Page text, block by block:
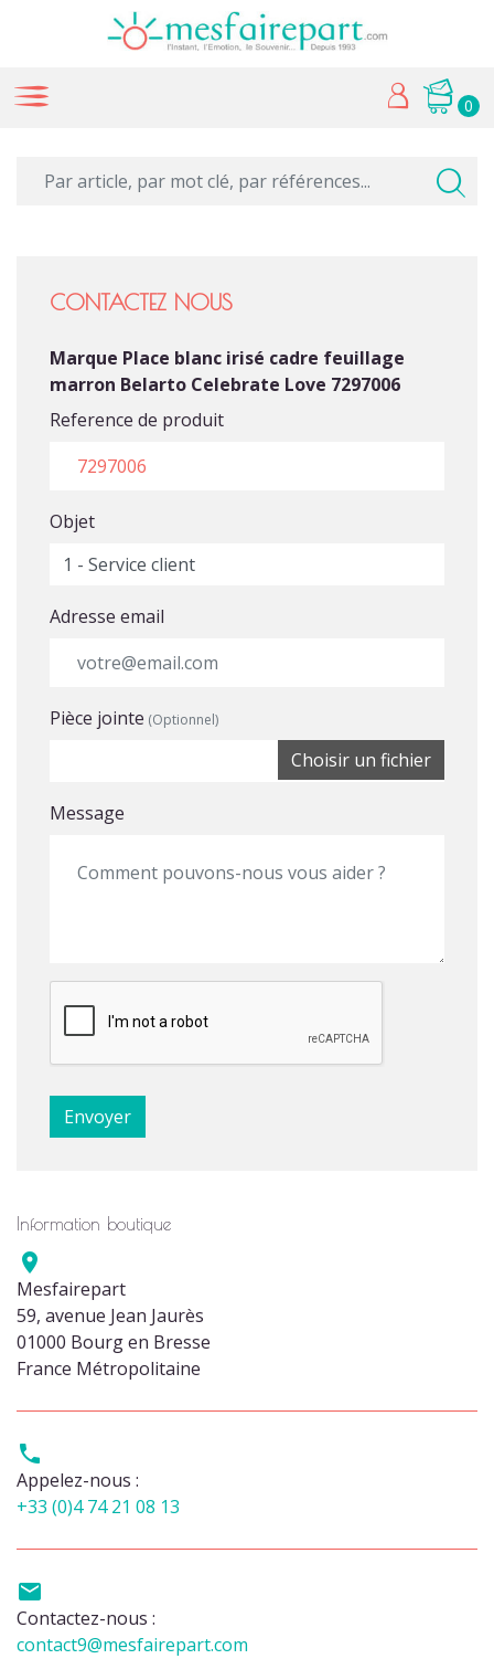
0
Information boutique

Mesfairepart
59, avenue Jean Jaurès
01000 Bourg en Bresse
France Métropolitaine

Appelez-nous :
+33 (0)4 74 21 08 13

Contactez-nous :
contact9@mesfairepart.com
CONTACTEZ NOUS
Marque Place blanc irisé cadre feuillage
marron Belarto Celebrate Love 7297006
Reference de produit
Objet
Adresse email
Pièce jointe (Optionnel)
Message